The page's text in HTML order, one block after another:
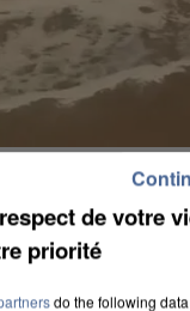
DE L’OISE
de votre
priorité
do the following